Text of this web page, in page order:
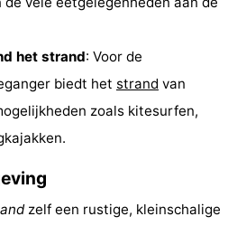
het strand: Voor de
biedt het strand van
zoals kitesurfen,
zelf een rustige, kleinschalige